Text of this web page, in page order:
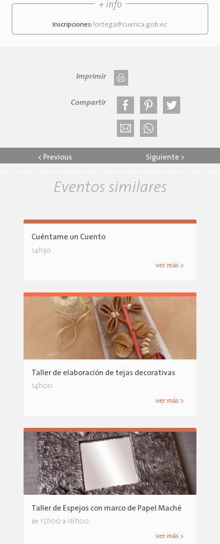
+ info
Inscripciones: lortega@cuenca.gob.ec
Imprimir
Compartir
< Previous Siguiente >
Eventos similares
Cuéntame un Cuento
14h30
ver más >
Taller de elaboración de tejas decorativas
14h00
ver más >
Taller de Espejos con marco de Papel Maché
de 15h00 a 16h00
ver más >